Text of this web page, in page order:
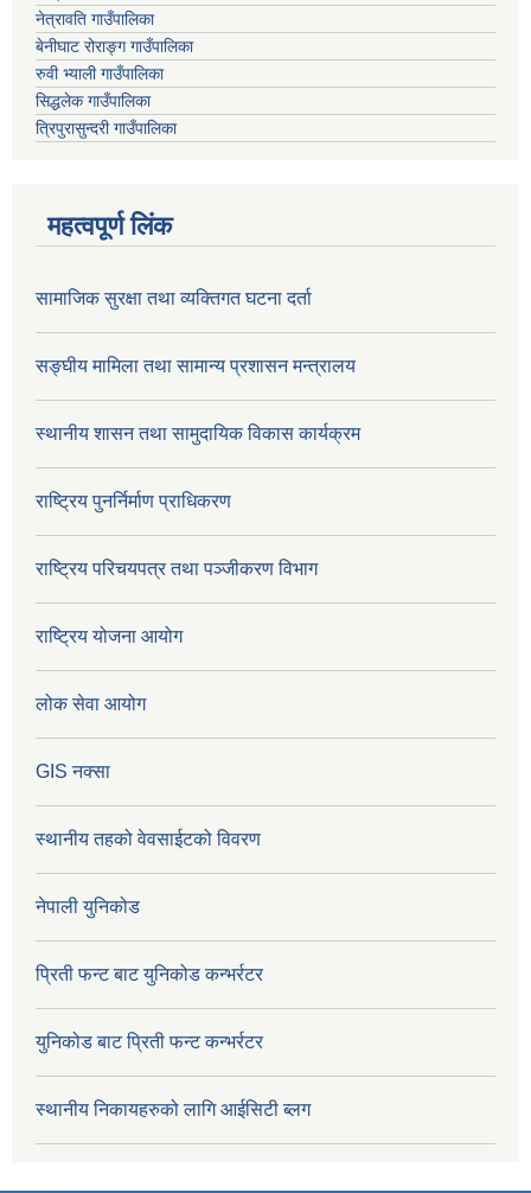
नेत्रावति गाउँपालिका
बेनीघाट रोराङ्ग गाउँपालिका
रुवी भ्याली गाउँपालिका
सिद्धलेक गाउँपालिका
त्रिपुरासुन्दरी गाउँपालिका
महत्वपूर्ण लिंक
सामाजिक सुरक्षा तथा व्यक्तिगत घटना दर्ता
सङ्घीय मामिला तथा सामान्य प्रशासन मन्त्रालय
स्थानीय शासन तथा सामुदायिक विकास कार्यक्रम
राष्ट्रिय पुनर्निर्माण प्राधिकरण
राष्ट्रिय परिचयपत्र तथा पञ्जीकरण विभाग
राष्ट्रिय योजना आयोग
लोक सेवा आयोग
GIS नक्सा
स्थानीय तहको वेवसाईटको विवरण
नेपाली युनिकोड
प्रिती फन्ट बाट युनिकोड कन्भर्रटर
युनिकोड बाट प्रिती फन्ट कन्भर्रटर
स्थानीय निकायहरुको लागि आईसिटी ब्लग